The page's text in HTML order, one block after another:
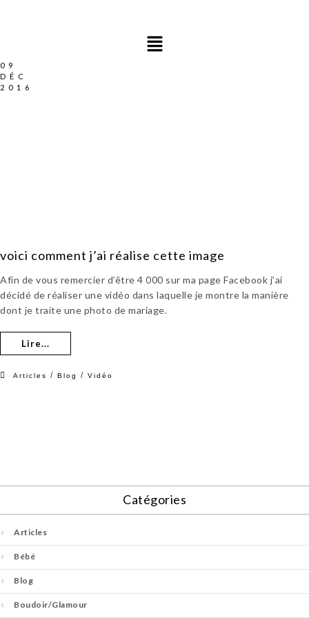
09
DÉC
2016
voici comment j’ai réalise cette image
Afin de vous remercier d’être 4 000 sur ma page Facebook j’ai
décidé de réaliser une vidéo dans laquelle je montre la manière
dont je traite une photo de mariage.
Lire...
Articles / Blog / Vidéo
Catégories
Articles
Bébé
Blog
Boudoir/Glamour